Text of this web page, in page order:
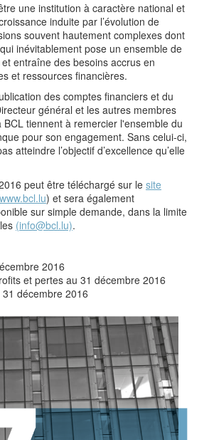
une institution à caractère national et
induite par l’évolution de
souvent hautement complexes dont
inévitablement pose un ensemble de
entraîne des besoins accrus en
et ressources financières.
des comptes financiers et du
général et les autres membres
tiennent à remercier l'ensemble du
pour son engagement. Sans celui-ci,
atteindre l’objectif d’excellence qu’elle
peut être téléchargé sur le site
www.bcl.lu) et sera également
sur simple demande, dans la limite
(info@bcl.lu).
2016
et pertes au 31 décembre 2016
décembre 2016